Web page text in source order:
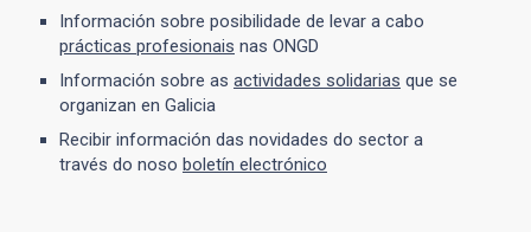
Información sobre posibilidade de levar a cabo
prácticas profesionais nas ONGD
Información sobre as actividades solidarias que se
organizan en Galicia
Recibir información das novidades do sector a
través do noso boletín electrónico